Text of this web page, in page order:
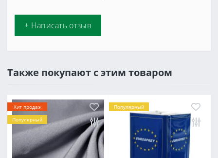
+ Написать отзыв
Также покупают с этим товаром
Хит продаж
Популярный
Популярный